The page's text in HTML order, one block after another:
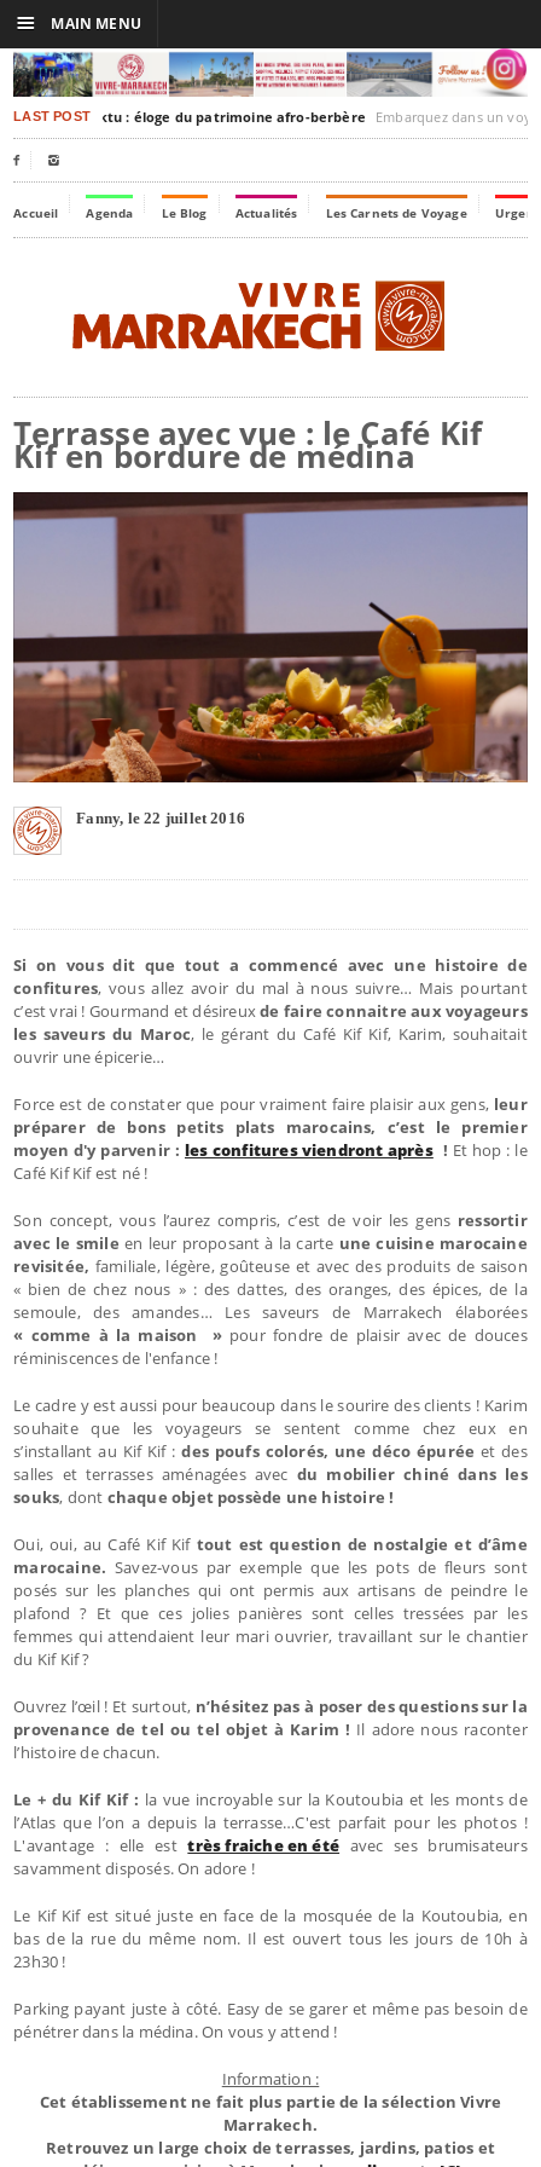
LAST POST
Timbuktu : éloge du patrimoine afro-berbère Embarquez dans un voyage culturel dans le
 
Accueil Agenda Le Blog Actualités Les Carnets de Voyage
Terrasse avec vue : le Café Kif
Kif en bordure de médina
Fanny, le 22 juillet 2016
Si on vous dit que tout a commencé avec une histoire de
confitures, vous allez avoir du mal à nous suivre… Mais pourtant
c’est vrai ! Gourmand et désireuxde faire connaitre aux voyageurs
les saveurs du Maroc, le gérant du Café Kif Kif, Karim, souhaitait
ouvrir une épicerie…
Force est de constater que pour vraiment faire plaisir aux gens, leur
préparer de bons petits plats marocains, c’est le premier
moyen d'y parvenir : les confitures viendront après! Et hop : le
Café Kif Kif est né !
Son concept, vous l’aurez compris, c’est de voir les gens ressortir
avec le smile en leur proposant à la carte une cuisine marocaine
revisitée, familiale, légère, goûteuse et avec des produits de saison
« bien de chez nous » : des dattes, des oranges, des épices, de la
semoule, des amandes… Les saveurs de Marrakech élaborées
« comme à la maison
»pour fondre de plaisir avec de douces
réminiscences de l'enfance !
Le cadre y est aussi pour beaucoup dans le sourire des clients ! Karim
souhaite que les voyageurs se sentent comme chez eux en
s’installant au Kif Kif :des poufs colorés, une déco épurée et des
salles et terrasses aménagées avec du mobilier chiné dans les
souks, dont chaque objet possède une histoire !
Oui, oui, au Café Kif Kiftout est question de nostalgie et d’âme
marocaine. Savez-vous par exemple que les pots de fleurs sont
posés sur les planches qui ont permis aux artisans de peindre le
plafond ? Et que ces jolies panières sont celles tressées par les
femmes qui attendaient leur mari ouvrier, travaillant sur le chantier
du Kif Kif ?
Ouvrez l’œil ! Et surtout, n’hésitez pas à poser des questions sur la
provenance de tel ou tel objet à Karim ! Il adore nous raconter
l’histoire de chacun.
Le + du Kif Kif : la vue incroyable sur la Koutoubia et les monts de
l’Atlas que l’on a depuis la terrasse…C'est parfait pour les photos !
L'avantage : elle esttrès fraiche en été avec ses brumisateurs
savamment disposés. On adore !
Le Kif Kif est situé juste en face de la mosquée de la Koutoubia, en
bas de la rue du même nom. Il est ouvert tous les jours de 10h à
23h30 !
Parking payant juste à côté. Easy de se garer et même pas besoin de
pénétrer dans la médina. On vous y attend !
Information :
Cet établissement ne fait plus partie de la sélection Vivre
Marrakech.
Retrouvez un large choix de terrasses, jardins, patios et
☰ MAIN MENU